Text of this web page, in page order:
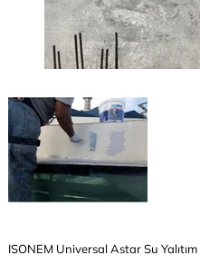
ISONEM Universal Astar Su